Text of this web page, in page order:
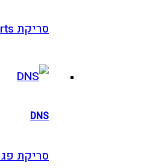
סריקת UDP Ports
סריקת פגיעויות DNS Zone